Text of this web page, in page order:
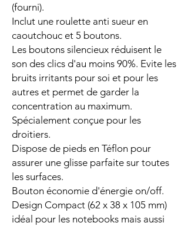
(fourni).
Inclut une roulette anti sueur en
caoutchouc et 5 boutons.
Les boutons silencieux réduisent le
son des clics d'au moins 90%. Evite les
bruits irritants pour soi et pour les
autres et permet de garder la
concentration au maximum.
Spécialement conçue pour les
droitiers.
Dispose de pieds en Téflon pour
assurer une glisse parfaite sur toutes
les surfaces.
Bouton économie d'énergie on/off.
Design Compact (62 x 38 x 105 mm)
idéal pour les notebooks mais aussi